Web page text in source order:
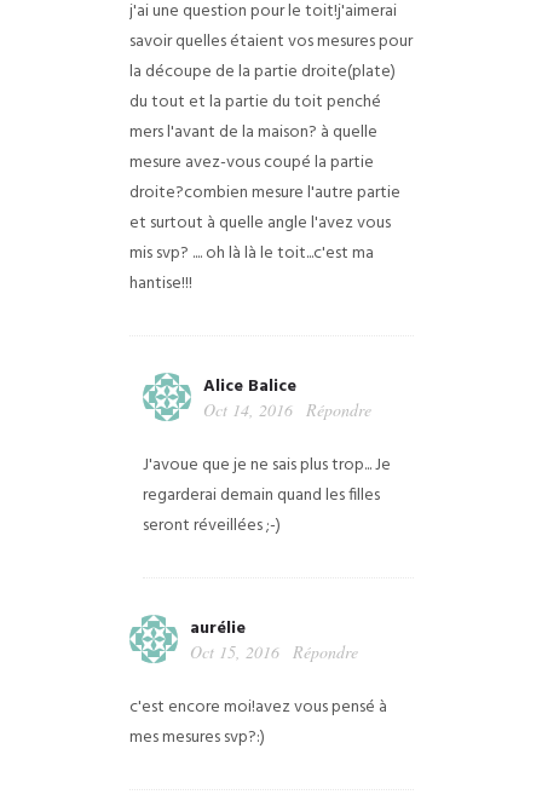
j'ai une question pour le toit!j'aimerai
savoir quelles étaient vos mesures pour
la découpe de la partie droite(plate)
du tout et la partie du toit penché
mers l'avant de la maison? à quelle
mesure avez-vous coupé la partie
droite?combien mesure l'autre partie
et surtout à quelle angle l'avez vous
mis svp? .... oh là là le toit...c'est ma
hantise!!!
Alice Balice
Oct 14, 2016 Répondre
J'avoue que je ne sais plus trop... Je
regarderai demain quand les filles
seront réveillées ;-)
aurélie
Oct 15, 2016 Répondre
c'est encore moi!avez vous pensé à
mes mesures svp?:)